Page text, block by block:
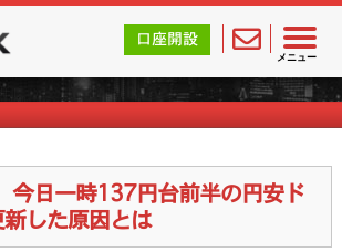
メニュー
社（ブローカー）の無料口座開設サポ
口座開設
FXニュース一覧
今日一時137円台前半の円安ド
した原因とは